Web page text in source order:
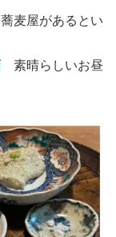
麦屋があるとい
素晴らしいお昼